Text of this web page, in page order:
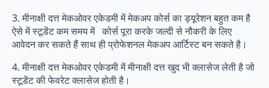
3. मीनाक्षी दत्त मेकओवर एकेडमी में मेकअप कोर्स का ड्यूरेशन बहुत कम है
ऐसे में स्टूडेंट कम समय में कोर्स पूरा करके जल्दी से नौकरी के लिए
आवेदन कर सकते हैं साथ ही प्रोफेशनल मेकअप आर्टिस्ट बन सकते है।
4. मीनाक्षी दत्त मेकओवर एकेडमी में मीनाक्षी दत्त खुद भी क्लासेज लेती है जो
स्टूडेंट की फेवरेट क्लासेज होती है।